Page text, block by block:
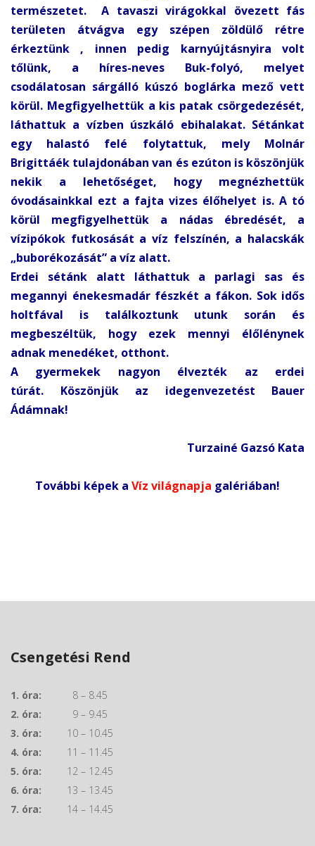
természetet. A tavaszi virágokkal övezett fás
területen átvágva egy szépen zöldülő rétre
érkeztünk , innen pedig karnyújtásnyira volt
tőlünk, a híres-neves Buk-folyó, melyet
csodálatosan sárgálló kúszó boglárka mező vett
körül. Megfigyelhettük a kis patak csörgedezését,
láthattuk a vízben úszkáló ebihalakat. Sétánkat
egy halastó felé folytattuk, mely Molnár
Brigittáék tulajdonában van és ezúton is köszönjük
nekik a lehetőséget, hogy megnézhettük
óvodásainkkal ezt a fajta vizes élőhelyet is. A tó
körül megfigyelhettük a nádas ébredését, a
vízipókok futkosását a víz felszínén, a halacskák
„buborékozását” a víz alatt.
Erdei sétánk alatt láthattuk a parlagi sas és
megannyi énekesmadár fészkét a fákon. Sok idős
holtfával is találkoztunk utunk során és
megbeszéltük, hogy ezek mennyi élőlénynek
adnak menedéket, otthont.
A gyermekek nagyon élvezték az erdei
túrát. Köszönjük az idegenvezetést Bauer
Ádámnak!
Turzainé Gazsó Kata
További képek a Víz világnapja galériában!
Csengetési Rend
1. óra: 8 – 8.45
2. óra: 9 – 9.45
3. óra: 10 – 10.45
4. óra: 11 – 11.45
5. óra: 12 – 12.45
6. óra: 13 – 13.45
7. óra: 14 – 14.45